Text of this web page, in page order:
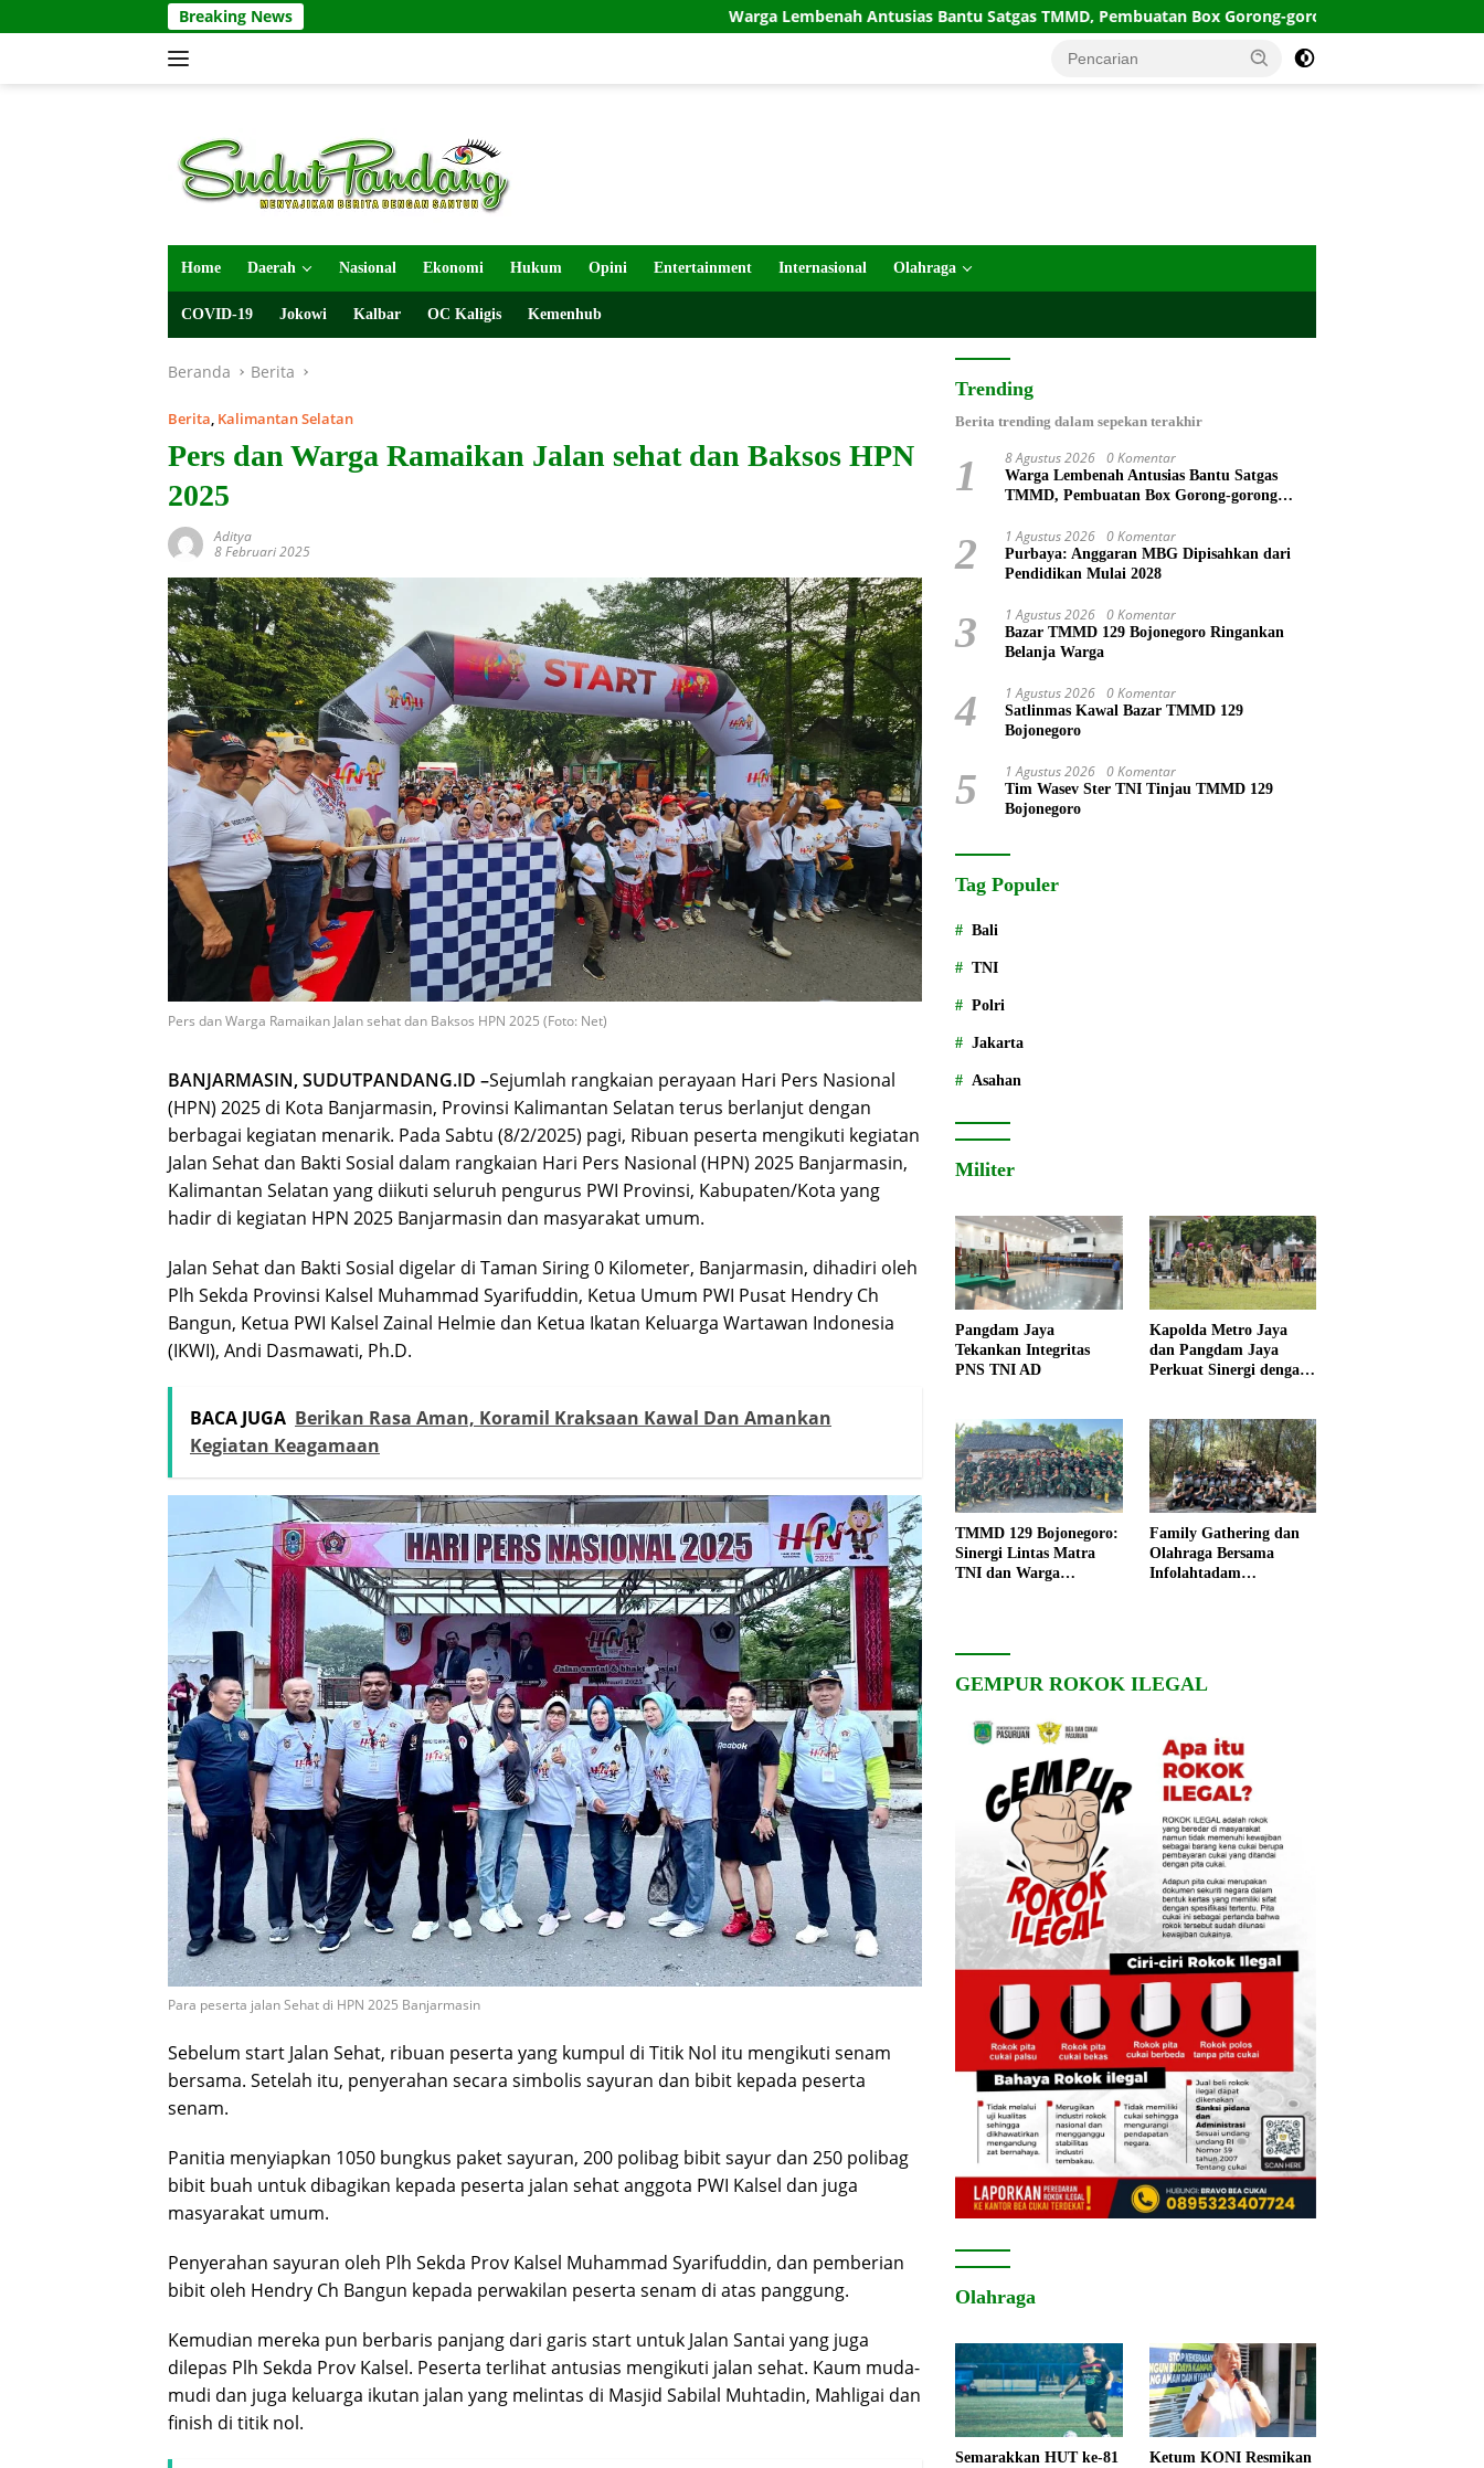
ke
Breaking News Warga Lembenah Antusias Bantu Satgas TMMD, Pembuatan Box Gorong-gorong Bersama-sama
Home Daerah Nasional Ekonomi Hukum Opini Entertainment Internasional Olahraga
COVID-19 Jokowi Kalbar OC Kaligis Kemenhub
Beranda Berita
Berita, Kalimantan Selatan
Pers dan Warga Ramaikan Jalan sehat dan Baksos HPN
2025
Aditya
8 Februari 2025
Pers dan Warga Ramaikan Jalan sehat dan Baksos HPN 2025 (Foto: Net)
BANJARMASIN, SUDUTPANDANG.ID –Sejumlah rangkaian perayaan Hari Pers Nasional
(HPN) 2025 di Kota Banjarmasin, Provinsi Kalimantan Selatan terus berlanjut dengan
berbagai kegiatan menarik. Pada Sabtu (8/2/2025) pagi, Ribuan peserta mengikuti kegiatan
Jalan Sehat dan Bakti Sosial dalam rangkaian Hari Pers Nasional (HPN) 2025 Banjarmasin,
Kalimantan Selatan yang diikuti seluruh pengurus PWI Provinsi, Kabupaten/Kota yang
hadir di kegiatan HPN 2025 Banjarmasin dan masyarakat umum.
Jalan Sehat dan Bakti Sosial digelar di Taman Siring 0 Kilometer, Banjarmasin, dihadiri oleh
Plh Sekda Provinsi Kalsel Muhammad Syarifuddin, Ketua Umum PWI Pusat Hendry Ch
Bangun, Ketua PWI Kalsel Zainal Helmie dan Ketua Ikatan Keluarga Wartawan Indonesia
(IKWI), Andi Dasmawati, Ph.D.
BACA JUGA Berikan Rasa Aman, Koramil Kraksaan Kawal Dan Amankan
Kegiatan Keagamaan
Para peserta jalan Sehat di HPN 2025 Banjarmasin
Sebelum start Jalan Sehat, ribuan peserta yang kumpul di Titik Nol itu mengikuti senam
bersama. Setelah itu, penyerahan secara simbolis sayuran dan bibit kepada peserta
senam.
Panitia menyiapkan 1050 bungkus paket sayuran, 200 polibag bibit sayur dan 250 polibag
bibit buah untuk dibagikan kepada peserta jalan sehat anggota PWI Kalsel dan juga
masyarakat umum.
Penyerahan sayuran oleh Plh Sekda Prov Kalsel Muhammad Syarifuddin, dan pemberian
bibit oleh Hendry Ch Bangun kepada perwakilan peserta senam di atas panggung.
Kemudian mereka pun berbaris panjang dari garis start untuk Jalan Santai yang juga
dilepas Plh Sekda Prov Kalsel. Peserta terlihat antusias mengikuti jalan sehat. Kaum muda-
mudi dan juga keluarga ikutan jalan yang melintas di Masjid Sabilal Muhtadin, Mahligai dan
finish di titik nol.
Trending
Berita trending dalam sepekan terakhir
1 8 Agustus 2026 0 Komentar
Warga Lembenah Antusias Bantu Satgas
TMMD, Pembuatan Box Gorong-gorong
2 1 Agustus 2026 0 Komentar
Purbaya: Anggaran MBG Dipisahkan dari
Pendidikan Mulai 2028
3 1 Agustus 2026 0 Komentar
Bazar TMMD 129 Bojonegoro Ringankan
Belanja Warga
4 1 Agustus 2026 0 Komentar
Satlinmas Kawal Bazar TMMD 129
Bojonegoro
5 1 Agustus 2026 0 Komentar
Tim Wasev Ster TNI Tinjau TMMD 129
Bojonegoro
Tag Populer
Bali
TNI
Polri
Jakarta
Asahan
Militer
Pangdam Jaya
Tekankan Integritas
PNS TNI AD
Kapolda Metro Jaya
dan Pangdam Jaya
Perkuat Sinergi dengan
TMMD 129 Bojonegoro:
Sinergi Lintas Matra
TNI dan Warga
Family Gathering dan
Olahraga Bersama
Infolahtadam
GEMPUR ROKOK ILEGAL
Olahraga
Semarakkan HUT ke-81
Ketum KONI Resmikan